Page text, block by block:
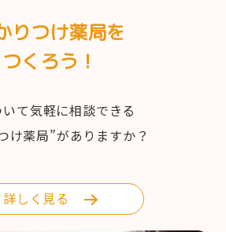
りつけ薬局を
つくろう！
て気軽に相談できる
け薬局”がありますか？
詳しく見る